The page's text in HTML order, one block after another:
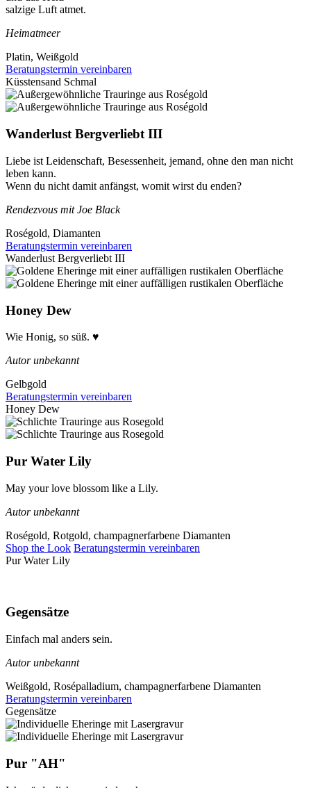
salzige Luft atmet.
Heimatmeer
Platin, Weißgold
Beratungstermin vereinbaren
Küsstensand Schmal
Wanderlust Bergverliebt III
Liebe ist Leidenschaft, Besessenheit, jemand, ohne den man nicht
leben kann.
Wenn du nicht damit anfängst, womit wirst du enden?
Rendezvous mit Joe Black
Roségold, Diamanten
Beratungstermin vereinbaren
Wanderlust Bergverliebt III
Honey Dew
Wie Honig, so süß. ♥
Autor unbekannt
Gelbgold
Beratungstermin vereinbaren
Honey Dew
Pur Water Lily
May your love blossom like a Lily.
Autor unbekannt
Roségold, Rotgold, champagnerfarbene Diamanten
Shop the Look Beratungstermin vereinbaren
Pur Water Lily
Gegensätze
Einfach mal anders sein.
Autor unbekannt
Weißgold, Rosépalladium, champagnerfarbene Diamanten
Beratungstermin vereinbaren
Gegensätze
Pur "AH"